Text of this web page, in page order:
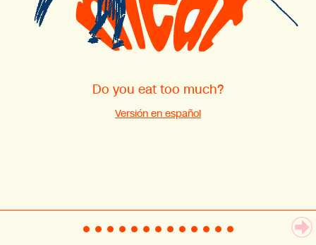
Do you eat too much?
Versión en español